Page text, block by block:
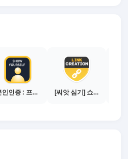
본인인증 : 프로필 사진등록 [씨앗 심기] 쇼핑몰 링크 발급하기 - 제휴몰 10곳